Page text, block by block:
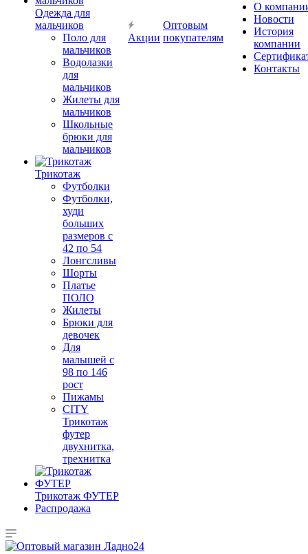
Одежда для
мальчиков
Поло для
мальчиков
Водолазки
для
мальчиков
Жилеты для
мальчиков
Школьные
брюки для
мальчиков
Трикотаж
Футболки
Футболки,
худи
больших
размеров с
42 по 54
Лонгсливы
Шорты
Платье
ПОЛО
Жилеты
Брюки для
девочек
Для
малышей с
98 по 146
рост
Пижамы
CITY
Трикотаж
футер
двухнитка,
трехнитка
Трикотаж ФУТЕР
Распродажа
Акции
Оптовым
покупателям
О
Новости
История
компании
Контакты